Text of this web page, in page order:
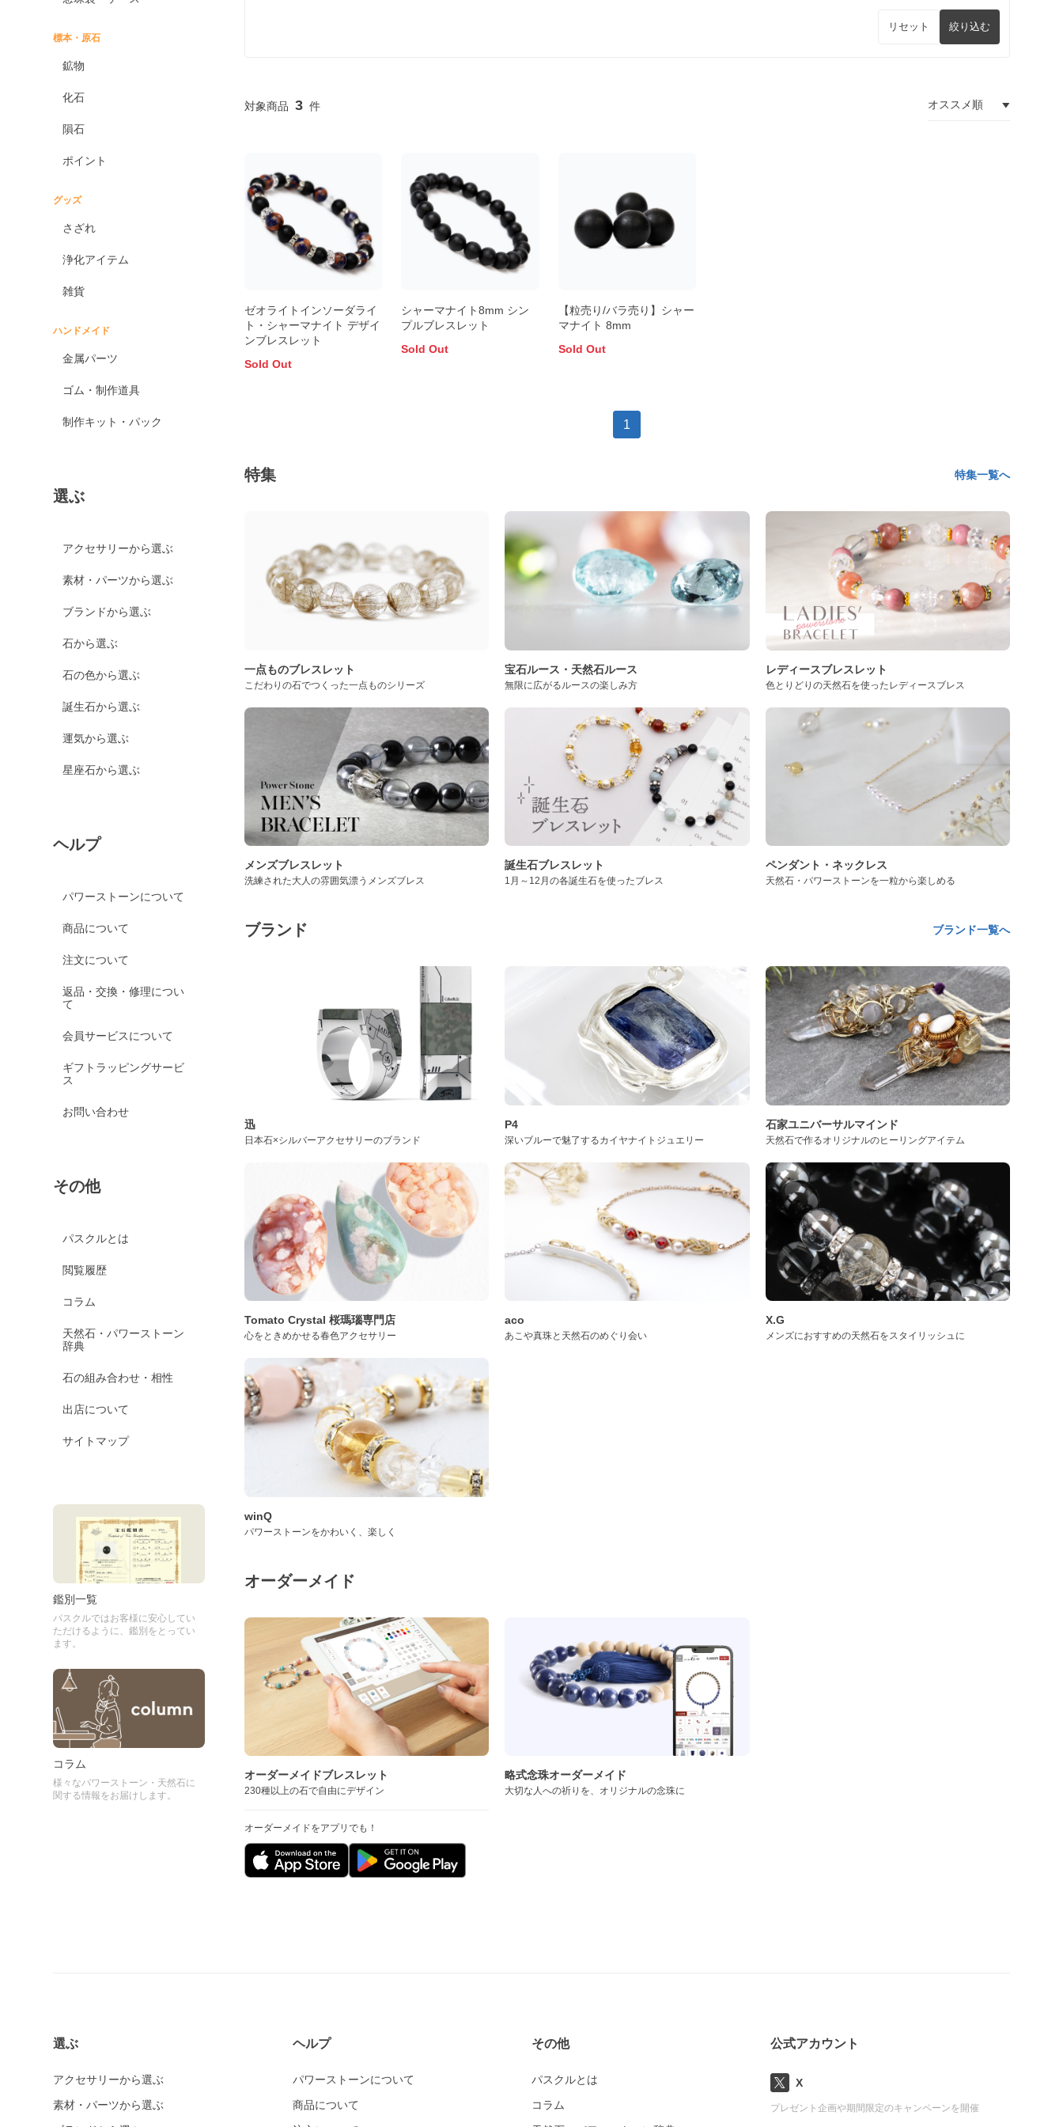
標本・原石
鉱物
化石
隕石
ポイント
グッズ
さざれ
浄化アイテム
雑貨
ハンドメイド
金属パーツ
ゴム・制作道具
制作キット・パック
選ぶ
アクセサリーから選ぶ
素材・パーツから選ぶ
ブランドから選ぶ
石から選ぶ
石の色から選ぶ
誕生石から選ぶ
運気から選ぶ
星座石から選ぶ
ヘルプ
パワーストーンについて
商品について
注文について
返品・交換・修理につい
て
会員サービスについて
ギフトラッピングサービ
ス
お問い合わせ
その他
パスクルとは
閲覧履歴
コラム
天然石・パワーストーン
辞典
石の組み合わせ・相性
出店について
サイトマップ
鑑別一覧
パスクルではお客様に安心してい
ただけるように、鑑別をとってい
ます。
コラム
様々なパワーストーン・天然石に
関する情報をお届けします。
リセット 絞り込む
3
ゼオライトインソーダライ
ト・シャーマナイト デザイ
ンブレスレット
Sold Out
シャーマナイト8mm シン
プルブレスレット
Sold Out
【粒売り/バラ売り】シャー
マナイト 8mm
Sold Out
1
特集 特集一覧へ
一点ものブレスレット
こだわりの石でつくった一点ものシリーズ
宝石ルース・天然石ルース
無限に広がるルースの楽しみ方
レディースブレスレット
色とりどりの天然石を使ったレディースブレス
メンズブレスレット
洗練された大人の雰囲気漂うメンズブレス
誕生石ブレスレット
1月～12月の各誕生石を使ったブレス
ペンダント・ネックレス
天然石・パワーストーンを一粒から楽しめる
ブランド ブランド一覧へ
迅
日本石×シルバーアクセサリーのブランド
P4
深いブルーで魅了するカイヤナイトジュエリー
石家ユニバーサルマインド
天然石で作るオリジナルのヒーリングアイテム
Tomato Crystal 桜瑪瑙専門店
心をときめかせる春色アクセサリー
aco
あこや真珠と天然石のめぐり会い
X.G
メンズにおすすめの天然石をスタイリッシュに
winQ
パワーストーンをかわいく、楽しく
オーダーメイド
オーダーメイドブレスレット
230種以上の石で自由にデザイン
オーダーメイドをアプリでも！
略式念珠オーダーメイド
大切な人への祈りを、オリジナルの念珠に
選ぶ
アクセサリーから選ぶ
素材・パーツから選ぶ
ヘルプ
パワーストーンについて
商品について
その他
パスクルとは
コラム
公式アカウント
X
プレゼント企画や期間限定のキャンペーンを開催